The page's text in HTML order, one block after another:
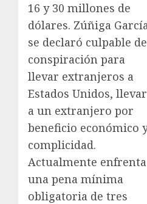
16 y 30 millones de
dólares. Zúñiga
se declaró culpable de
conspiración para
llevar extranjeros a
Estados Unidos, llevar
a un extranjero por
beneficio económico
complicidad.
Actualmente enfrenta
una pena mínima
obligatoria de tres